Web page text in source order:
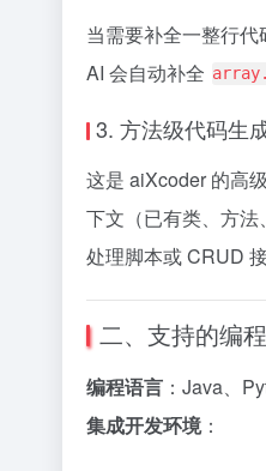
当需要补全一整行
AI 会自动补全
3. 方法级代码生
这是 aiXcoder 的高
下文（已有类、方
处理脚本或 CRUD 接
二、支持的编
编程语言 ：Java、
集成开发环境：